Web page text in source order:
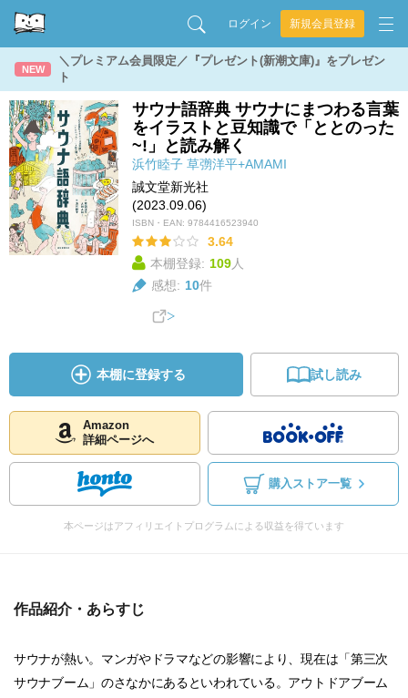
ログイン 新規会員登録
NEW
＼プレミアム会員限定／『プレゼント(新潮文庫)』をプレゼン
ト
サウナ語辞典 サウナにまつわる言葉
をイラストと豆知識で「ととのった
~!」と読み解く
浜竹睦子 草彅洋平+AMAMI
誠文堂新光社
(2023.09.06)
ISBN・EAN: 9784416523940
3.64
本棚登録: 109人
感想: 10件
本棚に登録する 試し読み
Amazon
詳細ページへ
購入ストア一覧
本ページはアフィリエイトプログラムによる収益を得ています
作品紹介・あらすじ
サウナが熱い。マンガやドラマなどの影響により、現在は「第三次
サウナブーム」のさなかにあるといわれている。アウトドアブーム